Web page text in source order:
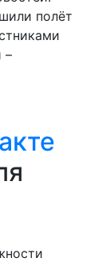
полёт
–